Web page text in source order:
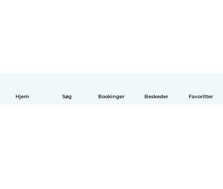
Hjem Søg Bookinger Beskeder Favoritter